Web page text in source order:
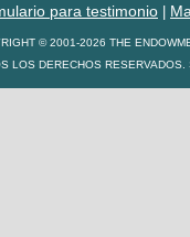
para testimonio
© 2001-2026 THE
LOS DERECHOS